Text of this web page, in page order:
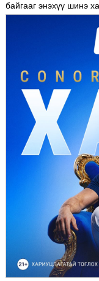
байгааг энэхүү шинэ